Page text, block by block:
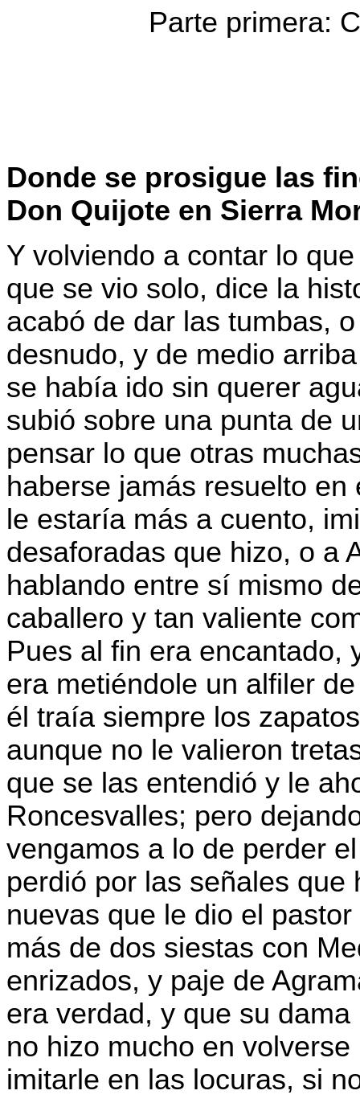
Parte primera:
Donde se prosigue las
Don Quijote en Sierra
Y volviendo a contar lo
que se vio solo, dice la
acabó de dar las tumbas,
desnudo, y de medio
se había ido sin querer
subió sobre una punta de
pensar lo que otras
haberse jamás resuelto
le estaría más a cuento,
desaforadas que hizo, o a
hablando entre sí mismo
caballero y tan valiente
Pues al fin era encantado,
era metiéndole un alfiler
él traía siempre los
aunque no le valieron
que se las entendió y le
Roncesvalles; pero
vengamos a lo de perder
perdió por las señales
nuevas que le dio el
más de dos siestas con
enrizados, y paje de
era verdad, y que su
no hizo mucho en
imitarle en las locuras, si